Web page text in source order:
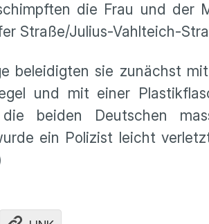
die Frau und der
Straße/Julius-Vahlteich-
beleidigten sie zunächst
und mit einer
beiden Deutschen
ein Polizist leicht